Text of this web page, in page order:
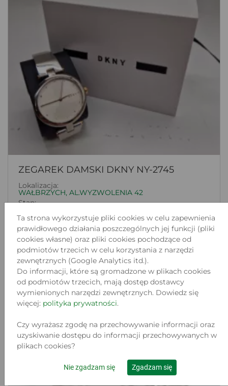
ZEGAREK DAMSKI DKNY NY-2745
Lokalizacja:
WAŁBRZYCH, AL.WYZWOLENIA 42
Stan:
170.00 zł
Do koszyka
Ta strona wykorzystuje pliki cookies w celu zapewnienia
prawidłowego działania poszczególnych jej funkcji (pliki
cookies własne) oraz pliki cookies pochodzące od
podmiotów trzecich w celu korzystania z narzędzi
zewnętrznych (Google Analytics itd.).
Do informacji, które są gromadzone w plikach cookies
od podmiotów trzecich, mają dostęp dostawcy
wymienionych narzędzi zewnętrznych. Dowiedz się
więcej: polityka prywatności.
Czy wyrażasz zgodę na przechowywanie informacji oraz
uzyskiwanie dostępu do informacji przechowywanych w
plikach cookies?
Nie zgadzam się Zgadzam się